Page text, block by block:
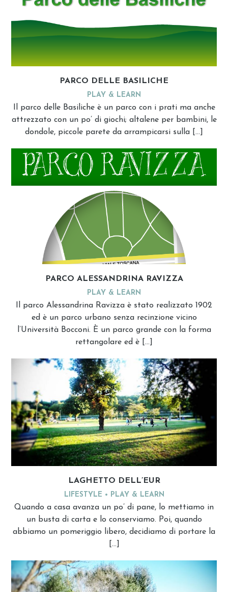
PARCO DELLE BASILICHE
PLAY & LEARN
Il parco delle Basiliche è un parco con i prati ma anche
attrezzato con un po’ di giochi; altalene per bambini, le
dondole, piccole parete da arrampicarsi sulla […]
PARCO ALESSANDRINA RAVIZZA
PLAY & LEARN
Il parco Alessandrina Ravizza è stato realizzato 1902
ed è un parco urbano senza recinzione vicino
l’Università Bocconi. È un parco grande con la forma
rettangolare ed è […]
LAGHETTO DELL’EUR
LIFESTYLE PLAY & LEARN
Quando a casa avanza un po’ di pane, lo mettiamo in
un busta di carta e lo conserviamo. Poi, quando
abbiamo un pomeriggio libero, decidiamo di portare la
[…]